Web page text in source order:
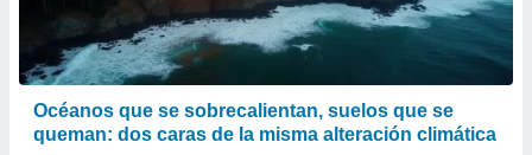
Océanos que se sobrecalientan, suelos que se
queman: dos caras de la misma alteración climática